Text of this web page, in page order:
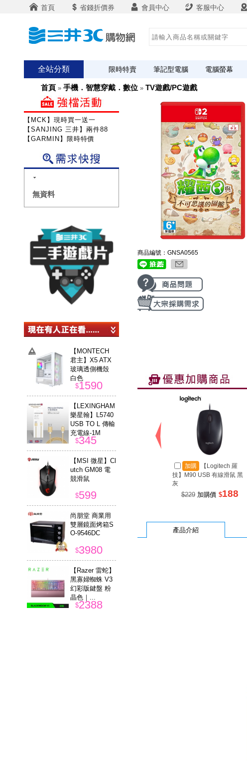
首頁 省錢折價券 會員中心 客服中心
全站分類 限時特賣 筆記型電腦 電腦螢幕
首頁 » 手機．智慧穿戴．數位 » TV遊戲/PC遊戲
商品編號：GNSA0565
加購
【Logitech 羅
技】M90 USB 有線滑鼠 黑
灰
$229加購價 $188
產品介紹
【MCK】現時買一送一
【SANJING 三井】兩件88折
【GARMIN】限時特價
無資料
【MONTECH
君主】X5 ATX
玻璃透側機殼
白色
$1590
【LEXINGHAM
樂星翰】L5740
USB TO L 傳輸
充電線-1M
$345
【MSI 微星】Cl
utch GM08 電
競滑鼠
$599
尚朋堂 商業用
雙層鏡面烤箱S
O-9546DC
$3980
【Razer 雷蛇】
黑寡婦蜘蛛 V3
幻彩版鍵盤 粉
晶色｜...
$2388